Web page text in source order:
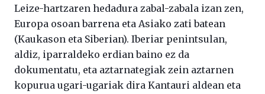
Leize-hartzaren hedadura zabal-zabala izan zen,
Europa osoan barrena eta Asiako zati batean
(Kaukason eta Siberian). Iberiar penintsulan,
aldiz, iparraldeko erdian baino ez da
dokumentatu, eta aztarnategiak zein aztarnen
kopurua ugari-ugariak dira Kantauri aldean eta